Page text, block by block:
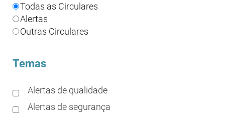
Todas as Circulares
Alertas
Outras Circulares
Temas
Alertas de qualidade
Alertas de segurança